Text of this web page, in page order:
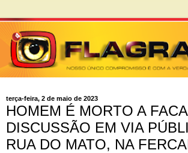
terça-feira, 2 de maio de 2023
HOMEM É MORTO A
DISCUSSÃO EM VIA
RUA DO MATO, NA